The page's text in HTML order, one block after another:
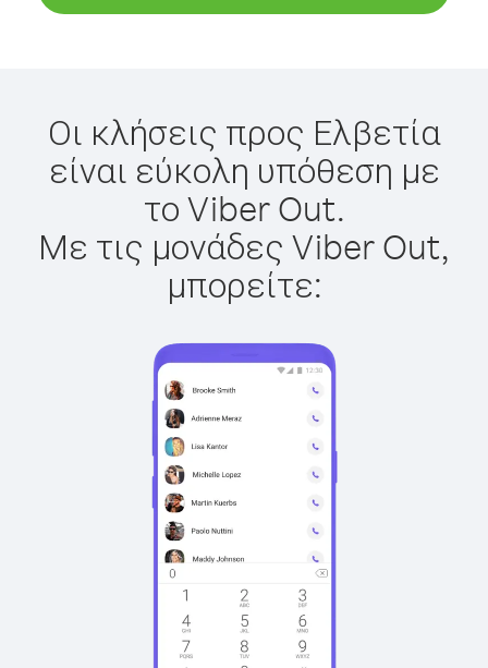
Οι κλήσεις προς Ελβετία
είναι εύκολη υπόθεση με
το Viber Out.
Με τις μονάδες Viber Out,
μπορείτε: